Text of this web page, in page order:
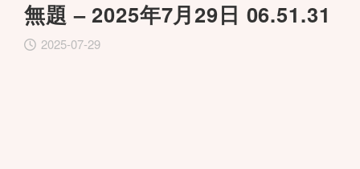
無題 – 2025年7月29日 06.51.31
2025-07-29